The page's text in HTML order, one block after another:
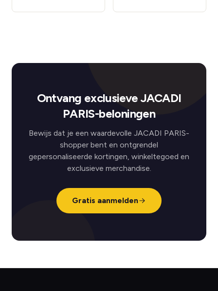
Ontvang exclusieve JACADI
PARIS-beloningen
Bewijs dat je een waardevolle JACADI PARIS-
shopper bent en ontgrendel
gepersonaliseerde kortingen, winkeltegoed en
exclusieve merchandise.
Gratis aanmelden